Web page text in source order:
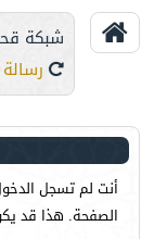
شبكة
رسالة
أنت لم تسجل
الصفحة. هذا قد